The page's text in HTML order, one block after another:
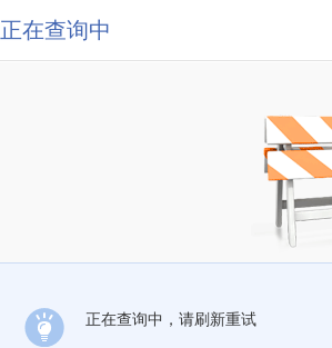
正在查询中
正在查询中，请刷新重试